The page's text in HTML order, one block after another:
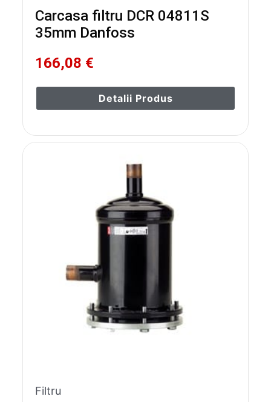
Carcasa filtru DCR 04811S
35mm Danfoss
166,08 €
Detalii Produs
Filtru